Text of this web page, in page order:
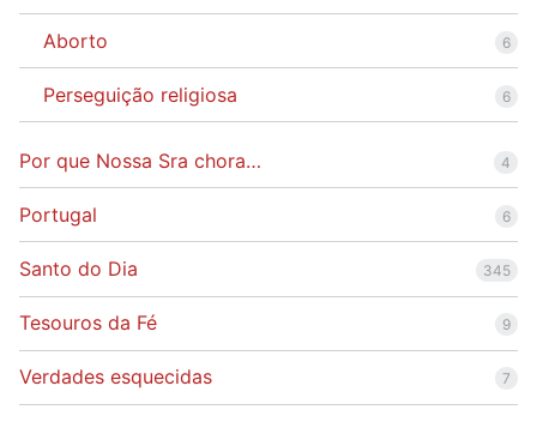
Aborto 6
Perseguição religiosa 6
Por que Nossa Sra chora… 4
Portugal 6
Santo do Dia 345
Tesouros da Fé 9
Verdades esquecidas 7